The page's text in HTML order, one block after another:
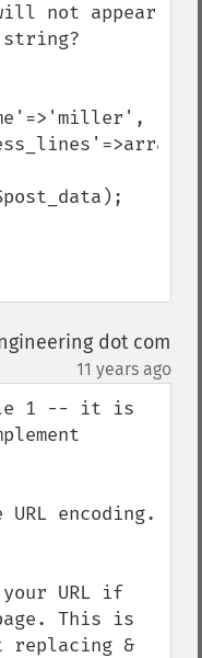
not appear
dot com
11 years ago
1 -- it is
encoding.
your URL if
This is
replacing &